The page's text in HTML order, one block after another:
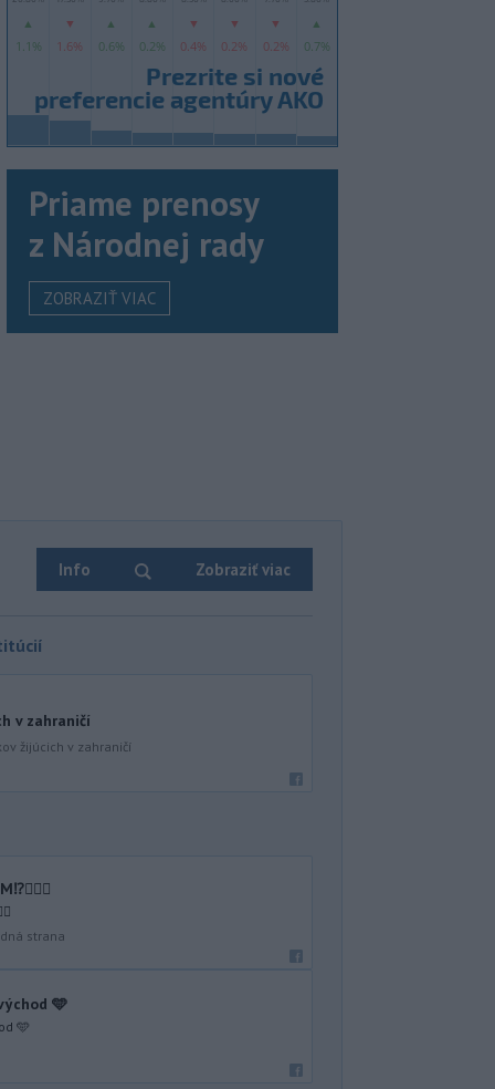
Priame prenosy
z Národnej rady
ZOBRAZIŤ VIAC
Info Zobraziť viac
v zahraničí
žijúcich v zahraničí
strana
🩵
🩵